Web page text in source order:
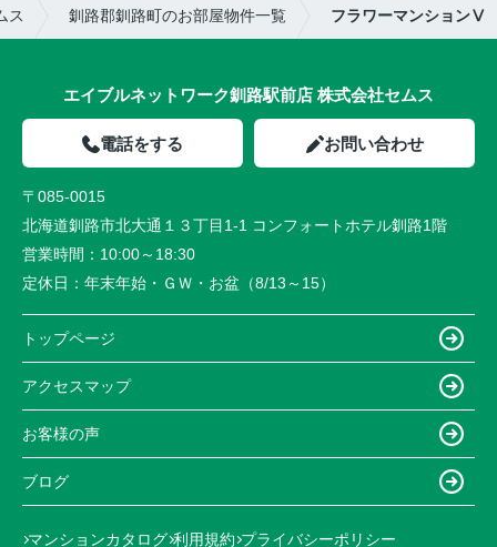
ス 釧路郡釧路町のお部屋物件一覧 フラワーマンションⅤ
エイブルネットワーク釧路駅前店 株式会社セムス
電話をする お問い合わせ
〒085-0015
北海道釧路市北大通１３丁目1-1 コンフォートホテル釧路1階
営業時間： 10:00～18:30
定休日： 年末年始・ＧＷ・お盆（8/13～15）
トップページ
アクセスマップ
お客様の声
ブログ
マンションカタログ 利用規約 プライバシーポリシー